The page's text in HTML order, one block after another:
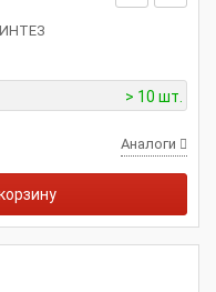
> 10 шт.
Аналоги